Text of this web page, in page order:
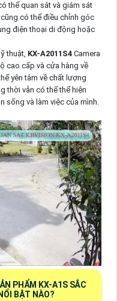
thể quan sát và giám sát
có thể điều chỉnh góc
điện thoại di động hoặc
thuật, KX-A2011S4 Camera
cao cấp và cửa hàng về
yên tâm về chất lượng
thời vẫn có thể thể hiện
sống và làm việc của mình.
PHẨM KX-A1S SẮC
BẬT NÀO?